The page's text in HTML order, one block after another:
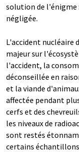
solution de l'énigme
négligée.
L'accident nucléaire
majeur sur
l'accident, la
déconseillée en
et la viande
affectée pendant
cerfs et des
les niveaux de
sont restés
certains